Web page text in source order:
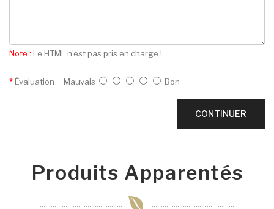
Note : Le HTML n’est pas pris en charge !
Évaluation Mauvais Bon
CONTINUER
Produits Apparentés